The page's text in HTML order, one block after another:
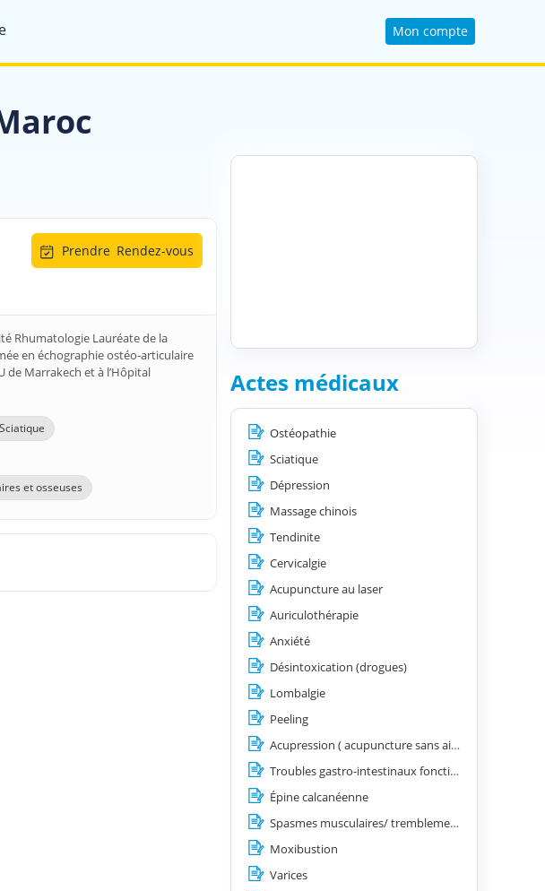
Mon compte
Prendre Rendez-vous
Rhumatologie Lauréate de la
en échographie ostéo-articulaire
de Marrakech et à l’Hôpital
Sciatique
et osseuses
Actes médicaux
Ostéopathie
Sciatique
Dépression
Massage chinois
Tendinite
Cervicalgie
Acupuncture au laser
Auriculothérapie
Anxiété
Désintoxication (drogues)
Lombalgie
Peeling
Acupression ( acupuncture sans aiguilles)
Troubles gastro-intestinaux fonctionnels (nausées et vomissements, spasmes œsophagiens, hyperacidité, côlon irritable)
Épine calcanéenne
Spasmes musculaires/ tremblements/ les tics/ les contractures
Moxibustion
Varices